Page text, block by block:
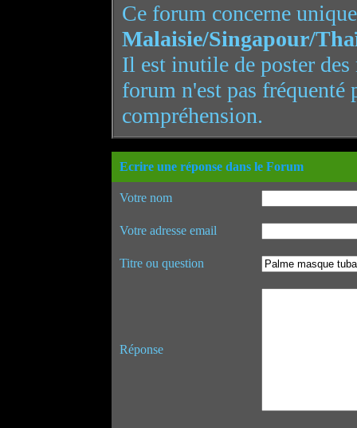
Ce forum concerne
Malaisie/Singapour/
Il est inutile de poster
forum n'est pas
compréhension.
Ecrire une réponse dans le Forum
Votre nom
Votre adresse email
Titre ou question
Réponse